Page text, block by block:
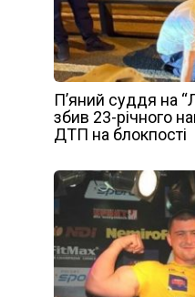
П’яний суддя на
збив 23-річного
ДТП на блокпості